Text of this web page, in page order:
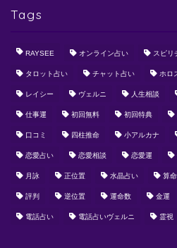
Tags
RAYSEE オンライン占い スピリ
タロット占い チャット占い ホロ
レイシー ヴェルニ 人生相談
仕事運 初回無料 初回特典
口コミ 四柱推命 小アルカナ
恋愛占い 恋愛相談 恋愛運
月詠 正位置 水晶占い 算
評判 逆位置 運命数 金運
電話占い 電話占いヴェルニ 霊視